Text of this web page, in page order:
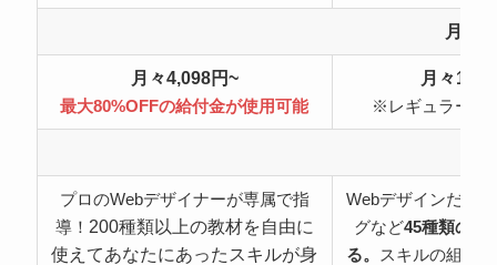
月額
月々4,098円~
最大80%OFFの給付金が使用可能
月々
※レギュラープ
プロのWebデザイナーが専属で指
導！ 200種類以上の教材を自由に
使えてあなたにあったスキルが身
Webデザインだけ
グなど45種類の職
る。 スキルの組み